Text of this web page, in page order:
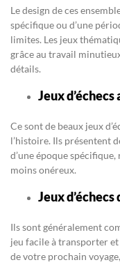
Le design de ces
spécifique ou d’une
limites. Les jeux
grâce au travail
détails.
Jeux
Ce sont de beaux jeux
l’histoire. Ils présentent
d’une époque
moins onéreux.
Jeux d’échecs
Ils sont généralement
jeu facile à transporter
de votre prochain